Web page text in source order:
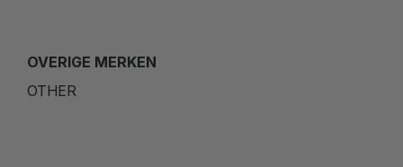
OVERIGE MERKEN
OTHER